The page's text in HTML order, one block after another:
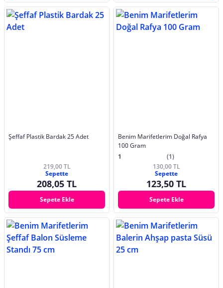
Şeffaf Plastik Bardak 25 Adet
219,00 TL
Sepette
208,05 TL
Sepete Ekle
Benim Marifetlerim Doğal Rafya
100 Gram
1
(1)
130,00 TL
Sepette
123,50 TL
Sepete Ekle